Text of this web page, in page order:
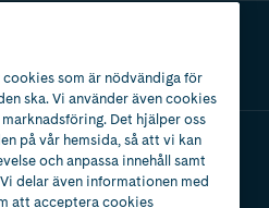
som är nödvändiga för
ska. Vi använder även cookies
Det hjälper oss
på vår hemsida, så att vi kan
och anpassa innehåll samt
delar även informationen med
att acceptera cookies